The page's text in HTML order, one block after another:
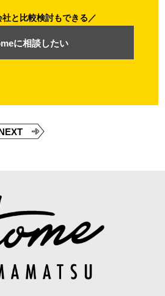
社と比較検討もできる
に相談したい